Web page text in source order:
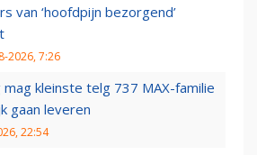
van ‘hoofdpijn bezorgend’
2026, 7:26
mag kleinste telg 737 MAX-familie
gaan leveren
22:54